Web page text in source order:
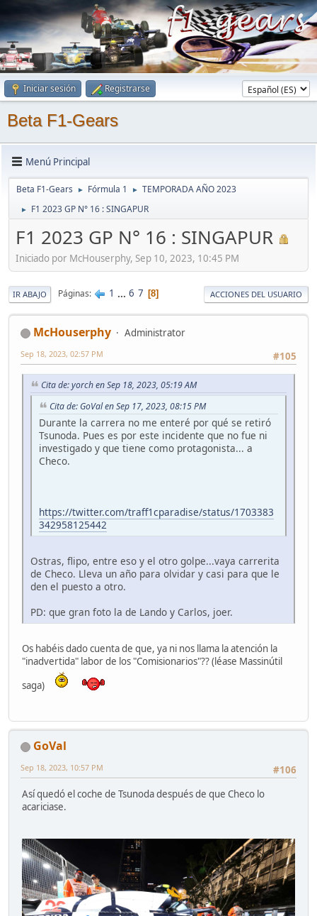
Iniciar sesión Registrarse
Beta F1-Gears
Menú Principal
Beta F1-Gears ► Fórmula 1 ► TEMPORADA AÑO 2023
► F1 2023 GP N° 16 : SINGAPUR
F1 2023 GP N° 16 : SINGAPUR
Iniciado por McHouserphy, Sep 10, 2023, 10:45 PM
IR ABAJO Páginas 1 ... 6 7 8 ACCIONES DEL USUARIO
McHouserphy
Administrator
#105
Sep 18, 2023, 02:57 PM
Cita de: yorch en Sep 18, 2023, 05:19 AM
Cita de: GoVal en Sep 17, 2023, 08:15 PM
Durante la carrera no me enteré por qué se retiró
Tsunoda. Pues es por este incidente que no fue ni
investigado y que tiene como protagonista... a
Checo.
https://twitter.com/traff1cparadise/status/1703383
342958125442
Ostras, flipo, entre eso y el otro golpe...vaya carrerita
de Checo. Lleva un año para olvidar y casi para que le
den el puesto a otro.
PD: que gran foto la de Lando y Carlos, joer.
Os habéis dado cuenta de que, ya ni nos llama la atención la
"inadvertida" labor de los "Comisionarios"?? (léase Massinútil
saga)
GoVal
#106
Sep 18, 2023, 10:57 PM
Así quedó el coche de Tsunoda después de que Checo lo
acariciase.